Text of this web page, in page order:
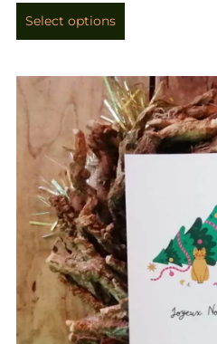
Select options